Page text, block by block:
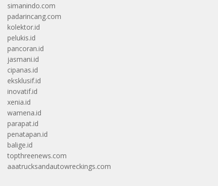
simanindo.com
padarincang.com
kolektor.id
pelukis.id
pancoran.id
jasmani.id
cipanas.id
eksklusif.id
inovatif.id
xenia.id
wamena.id
parapat.id
penatapan.id
balige.id
topthreenews.com
aaatrucksandautowreckings.com